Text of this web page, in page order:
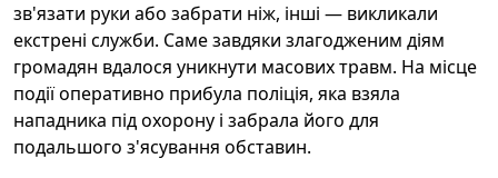
зв'язати руки або забрати ніж, інші — викликали
екстрені служби. Саме завдяки злагодженим діям
громадян вдалося уникнути масових травм. На місце
події оперативно прибула поліція, яка взяла
нападника під охорону і забрала його для
подальшого з'ясування обставин.